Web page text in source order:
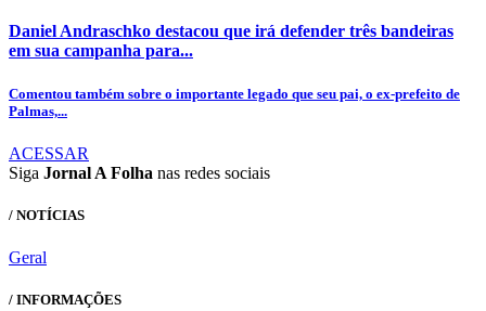
Daniel Andraschko destacou que irá defender três bandeiras
em sua campanha para...
Comentou também sobre o importante legado que seu pai, o ex-prefeito de
Palmas,...
ACESSAR
Siga Jornal A Folha nas redes sociais
/ NOTÍCIAS
Geral
/ INFORMAÇÕES